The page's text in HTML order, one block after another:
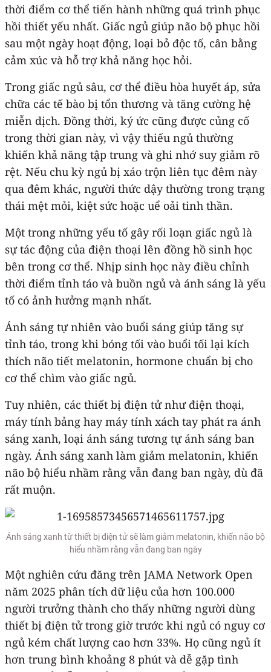
thời điểm cơ thể tiến hành những quá trình phục
hồi thiết yếu nhất. Giấc ngủ giúp não bộ phục hồi
sau một ngày hoạt động, loại bỏ độc tố, cân bằng
cảm xúc và hỗ trợ khả năng học hỏi.
Trong giấc ngủ sâu, cơ thể điều hòa huyết áp, sửa
chữa các tế bào bị tổn thương và tăng cường hệ
miễn dịch. Đồng thời, ký ức cũng được củng cố
trong thời gian này, vì vậy thiếu ngủ thường
khiến khả năng tập trung và ghi nhớ suy giảm rõ
rệt. Nếu chu kỳ ngủ bị xáo trộn liên tục đêm này
qua đêm khác, người thức dậy thường trong trạng
thái mệt mỏi, kiệt sức hoặc uể oải tinh thần.
Một trong những yếu tố gây rối loạn giấc ngủ là
sự tác động của điện thoại lên đồng hồ sinh học
bên trong cơ thể. Nhịp sinh học này điều chỉnh
thời điểm tỉnh táo và buồn ngủ và ánh sáng là yếu
tố có ảnh hưởng mạnh nhất.
Ánh sáng tự nhiên vào buổi sáng giúp tăng sự
tỉnh táo, trong khi bóng tối vào buổi tối lại kích
thích não tiết melatonin, hormone chuẩn bị cho
cơ thể chìm vào giấc ngủ.
Tuy nhiên, các thiết bị điện tử như điện thoại,
máy tính bảng hay máy tính xách tay phát ra ánh
sáng xanh, loại ánh sáng tương tự ánh sáng ban
ngày. Ánh sáng xanh làm giảm melatonin, khiến
não bộ hiểu nhầm rằng vẫn đang ban ngày, dù đã
rất muộn.
Ánh sáng xanh từ thiết bị điện tử sẽ làm giảm melatonin, khiến não bộ
hiểu nhầm rằng vẫn đang ban ngày
Một nghiên cứu đăng trên JAMA Network Open
năm 2025 phân tích dữ liệu của hơn 100.000
người trưởng thành cho thấy những người dùng
thiết bị điện tử trong giờ trước khi ngủ có nguy cơ
ngủ kém chất lượng cao hơn 33%. Họ cũng ngủ ít
hơn trung bình khoảng 8 phút và dễ gặp tình